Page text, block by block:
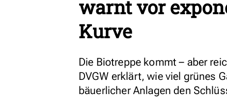
warnt vor
Kurve
Die Biotreppe kommt – aber
DVGW erklärt, wie viel grünes
bäuerlicher Anlagen den